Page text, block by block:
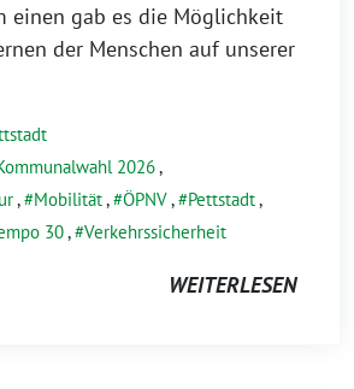
einen gab es die Möglichkeit
der Menschen auf unserer
2026,
, Mobilität, ÖPNV, Pettstadt,
30, Verkehrssicherheit
WEITERLESEN